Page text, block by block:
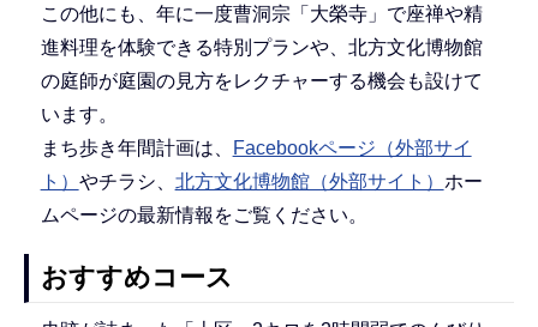
この他にも、年に一度曹洞宗「大榮寺」で座禅や精
進料理を体験できる特別プランや、北方文化博物館
の庭師が庭園の見方をレクチャーする機会も設けて
います。
まち歩き年間計画は、
Facebookページ（外部サイ
ト） やチラシ、 北方文化博物館（外部サイト） ホー
ムページの最新情報をご覧ください。
おすすめコース